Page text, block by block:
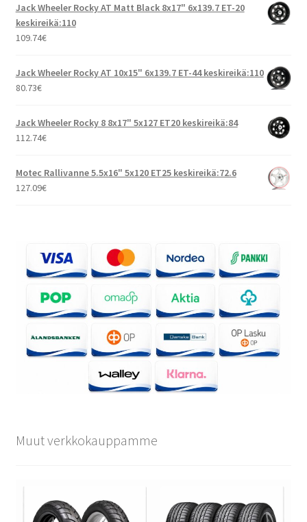
Jack Wheeler Rocky AT Matt Black 8x17" 6x139.7 ET-20
keskireikä:110
109.74€
Jack Wheeler Rocky AT 10x15" 6x139.7 ET-44 keskireikä:110
80.73€
Jack Wheeler Rocky 8 8x17" 5x127 ET20 keskireikä:84
112.74€
Motec Rallivanne 5.5x16" 5x120 ET25 keskireikä:72.6
127.09€
Muut verkkokauppamme